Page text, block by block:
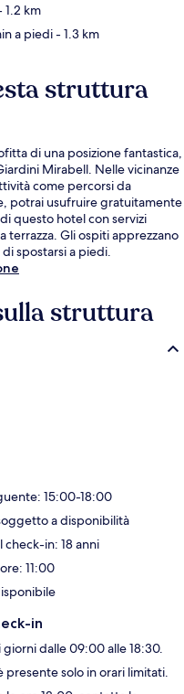
1.2 km
a piedi- 1.3 km
struttura
di una posizione fantastica,
Mirabell. Nelle vicinanze
come percorsi da
potrai usufruire gratuitamente
questo hotel con servizi
Gli ospiti apprezzano
spostarsi a piedi.
struttura
15:00-18:00
a disponibilità
in: 18 anni
11:00
in
dalle 09:00 alle 18:30.
presente solo in orari limitati.